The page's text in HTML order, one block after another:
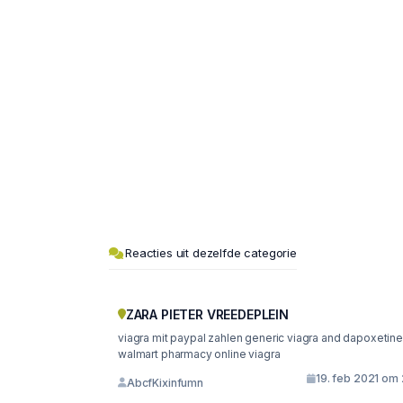
Reacties uit dezelfde categorie
ZARA PIETER VREEDEPLEIN
viagra mit paypal zahlen generic viagra and dapoxetine
walmart pharmacy online viagra
AbcfKixinfumn 19. feb 2021 om